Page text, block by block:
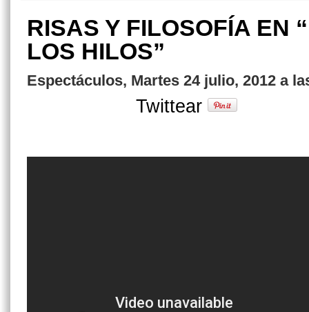
RISAS Y FILOSOFÍA EN
LOS HILOS”
Espectáculos, Martes 24 julio, 2012 a
Twittear